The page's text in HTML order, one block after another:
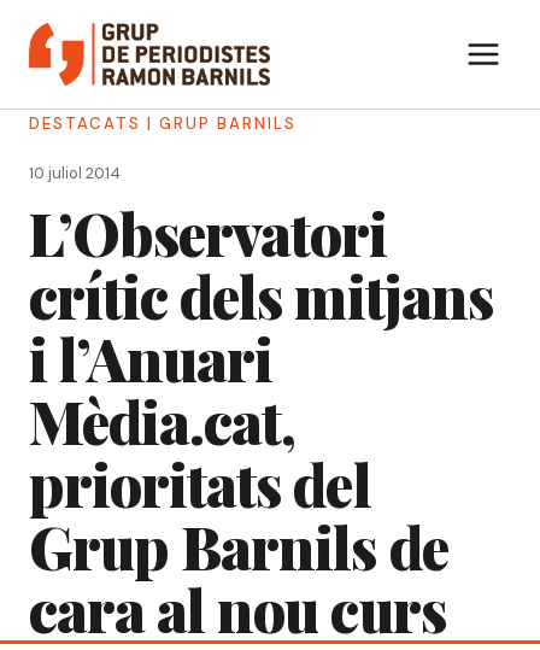
contingut
DESTACATS | GRUP BARNILS
10 juliol 2014
L’Observatori
crític dels mitjans
i l’Anuari
Mèdia.cat,
prioritats del
Grup Barnils de
cara al nou curs